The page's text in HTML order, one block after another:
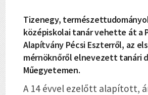
Tizenegy,
középiskolai tanár vehette át a
Alapítvány Pécsi Eszterről, az
mérnöknőről elnevezett tanári
Műegyetemen.
A 14 évvel ezelőtt alapított,